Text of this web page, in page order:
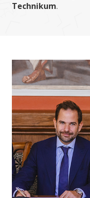
Technikum.